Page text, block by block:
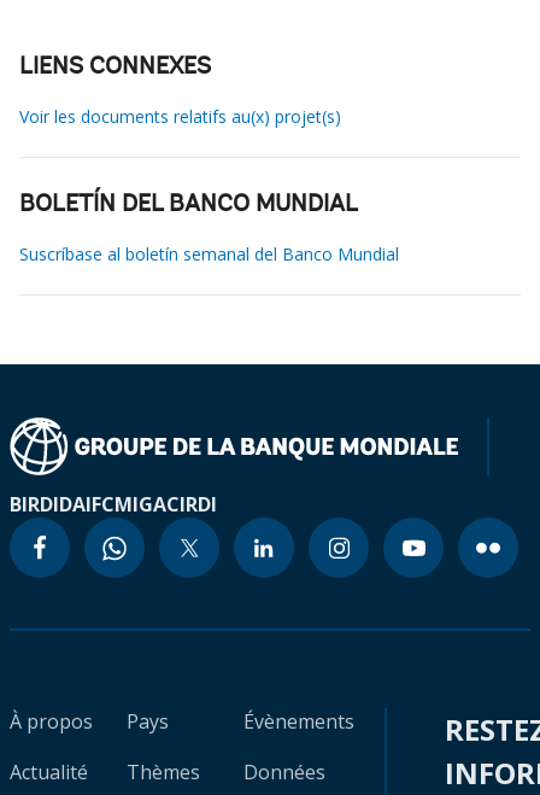
LIENS CONNEXES
Voir les documents relatifs au(x) projet(s)
BOLETÍN DEL BANCO MUNDIAL
Suscríbase al boletín semanal del Banco Mundial
BIRDIDAIFCMIGACIRDI
À propos
Actualité
Pays
Thèmes
Évènements
Données